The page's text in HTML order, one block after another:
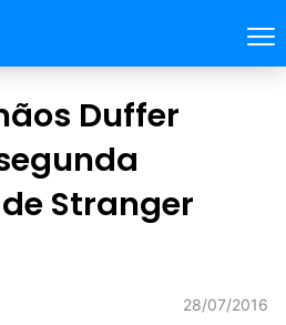
Duffer
Stranger
28/07/2016